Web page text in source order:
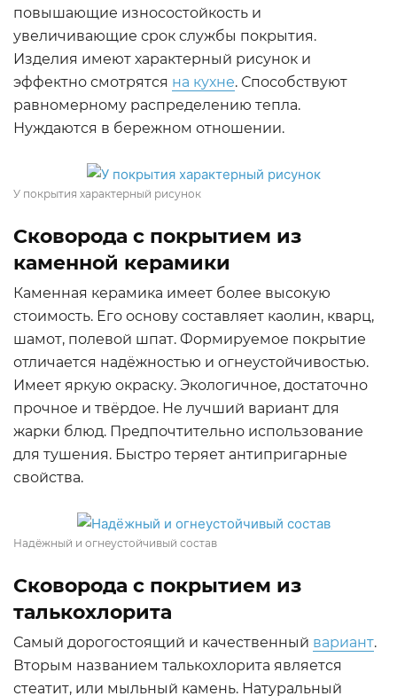
повышающие износостойкость и
увеличивающие срок службы покрытия.
Изделия имеют характерный рисунок и
эффектно смотрятся на кухне. Способствуют
равномерному распределению тепла.
Нуждаются в бережном отношении.
У покрытия характерный рисунок
Сковорода с покрытием из
каменной керамики
Каменная керамика имеет более высокую
стоимость. Его основу составляет каолин, кварц,
шамот, полевой шпат. Формируемое покрытие
отличается надёжностью и огнеустойчивостью.
Имеет яркую окраску. Экологичное, достаточно
прочное и твёрдое. Не лучший вариант для
жарки блюд. Предпочтительно использование
для тушения. Быстро теряет антипригарные
свойства.
Надёжный и огнеустойчивый состав
Сковорода с покрытием из
талькохлорита
Самый дорогостоящий и качественный вариант.
Вторым названием талькохлорита является
стеатит, или мыльный камень. Натуральный